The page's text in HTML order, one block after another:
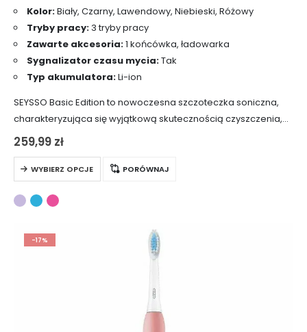
Kolor:Biały, Czarny, Lawendowy, Niebieski, Różowy
Tryby pracy:3 tryby pracy
Zawarte akcesoria:1 końcówka, ładowarka
Sygnalizator czasu mycia:Tak
Typ akumulatora:Li-ion
SEYSSO Basic Edition to nowoczesna szczoteczka soniczna,
charakteryzująca się wyjątkową skutecznością czyszczenia,
najwyższą jakością wykonania oraz eleganckim wyglądem.
Urządzenie posiada trzy różne tryby pracy, które znajdują
szerokie zastosowanie i oferują…
259,99 zł
WYBIERZ OPCJE
Ten
produkt
ma
wariantów.
Opcje
PORÓWNAJ
-17%